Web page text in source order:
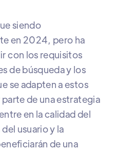
siendo
en 2024, pero ha
con los requisitos
de búsqueda y los
se adapten a estos
de una estrategia
en la calidad del
usuario y la
de una